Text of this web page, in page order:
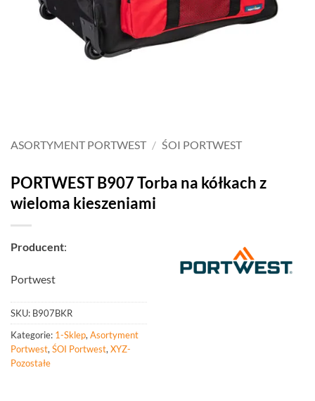
ASORTYMENT PORTWEST / ŚOI PORTWEST
PORTWEST B907 Torba na kółkach z
wieloma kieszeniami
Producent:
Portwest
SKU: B907BKR
Kategorie: 1-Sklep,Asortyment
Portwest,ŚOI Portwest,XYZ-
Pozostałe